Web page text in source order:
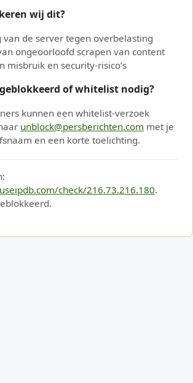
wij dit?
van de server tegen overbelasting
ongeoorloofd scrapen van content
misbruik en security-risico’s
of whitelist nodig?
kunnen een whitelist-verzoek
unblock@persberichten.com met je
en een korte toelichting.
check/216.73.216.180.